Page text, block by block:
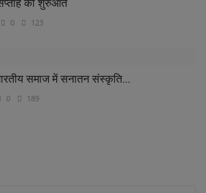
की शुरुआत
0 123
समाज में सनातन संस्कृति...
0 189